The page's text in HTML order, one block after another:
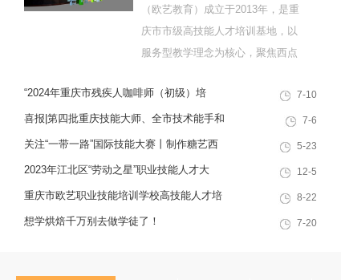
（欧艺教育）成立于2013年，是重
庆市市级高技能人才培训基地，以
服务型教学理念为核心，聚焦西点
十余载，致力于培养兼具社会责任
感与创新思维的复合型行业高技能
人才，是集技能培训、证书认定、
“2024年重庆市残疾人咖啡师（初级）培
训”职业技能提升计划活动
7-10
喜报|第四批重庆技能大师、全市技术能手和
巴渝青年技能之星名单出炉，重庆欧艺职业
技能培训学校技能人才榜上有名！
7-6
关注“一带一路”国际技能大赛丨制作糖艺西
点，看手艺更考验审美
5-23
2023年江北区“劳动之星”职业技能人才大
赛，我校选手荣获互联网营销师第一名
12-5
重庆市欧艺职业技能培训学校高技能人才培
训基地建设专家指导会会议简报
8-22
想学烘焙千万别去做学徒了！ 7-20